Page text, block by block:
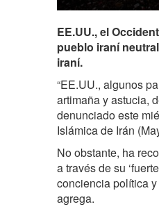
EE.UU., el
pueblo iraní
iraní.
“EE.UU., algunos
artimaña y astucia,
denunciado este
Islámica de Irán
No obstante, ha
a través de su
conciencia política
agrega.